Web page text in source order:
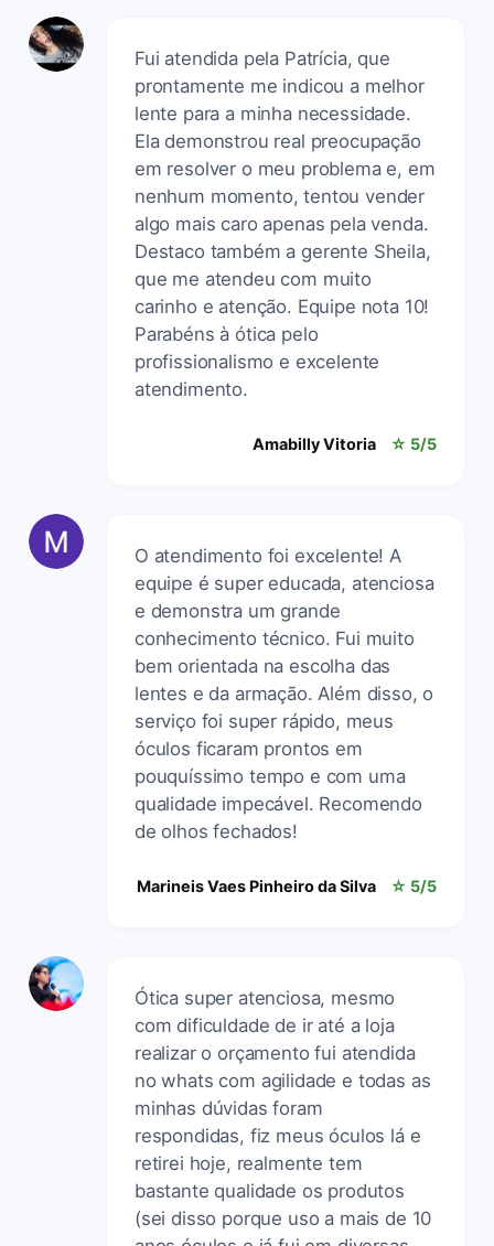
Fui atendida pela Patrícia, que
prontamente me indicou a melhor
lente para a minha necessidade.
Ela demonstrou real preocupação
em resolver o meu problema e, em
nenhum momento, tentou vender
algo mais caro apenas pela venda.
Destaco também a gerente Sheila,
que me atendeu com muito
carinho e atenção. Equipe nota 10!
Parabéns à ótica pelo
profissionalismo e excelente
atendimento.
Amabilly Vitoria ☆ 5/5
O atendimento foi excelente! A
equipe é super educada, atenciosa
e demonstra um grande
conhecimento técnico. Fui muito
bem orientada na escolha das
lentes e da armação. Além disso, o
serviço foi super rápido, meus
óculos ficaram prontos em
pouquíssimo tempo e com uma
qualidade impecável. Recomendo
de olhos fechados!
Marineis Vaes Pinheiro da Silva ☆ 5/5
Ótica super atenciosa, mesmo
com dificuldade de ir até a loja
realizar o orçamento fui atendida
no whats com agilidade e todas as
minhas dúvidas foram
respondidas, fiz meus óculos lá e
retirei hoje, realmente tem
bastante qualidade os produtos
(sei disso porque uso a mais de 10